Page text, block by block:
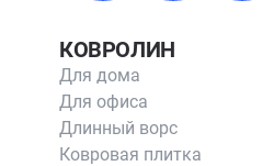
КОВРОЛИН
Для дома
Для офиса
Длинный ворс
Ковровая плитка